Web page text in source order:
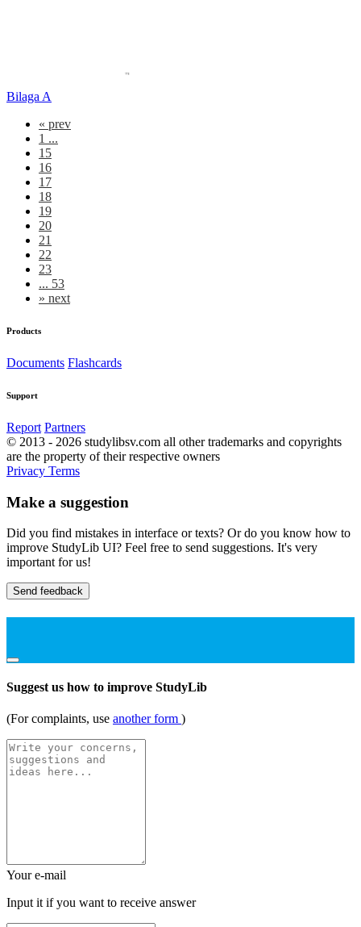
Bilaga A
« prev
1 ...
15
16
17
18
19
20
21
22
23
... 53
» next
Products
Documents Flashcards
Support
Report Partners
© 2013 - 2026 studylibsv.com all other trademarks and copyrights
are the property of their respective owners
Privacy Terms
Make a suggestion
Did you find mistakes in interface or texts? Or do you know how to
improve StudyLib UI? Feel free to send suggestions. It's very
important for us!
Send feedback
Suggest us how to improve StudyLib
(For complaints, use another form )
Your e-mail
Input it if you want to receive answer